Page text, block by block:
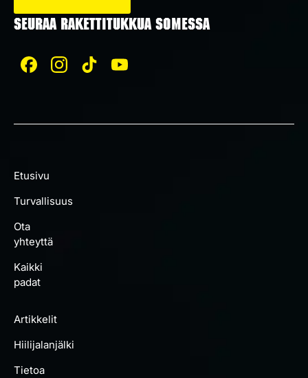
SEURAA RAKETTITUKKUA SOMESSA
Etusivu
Turvallisuus
Ota
yhteyttä
Kaikki
padat
Artikkelit
Hiilijalanjälki
Tietoa